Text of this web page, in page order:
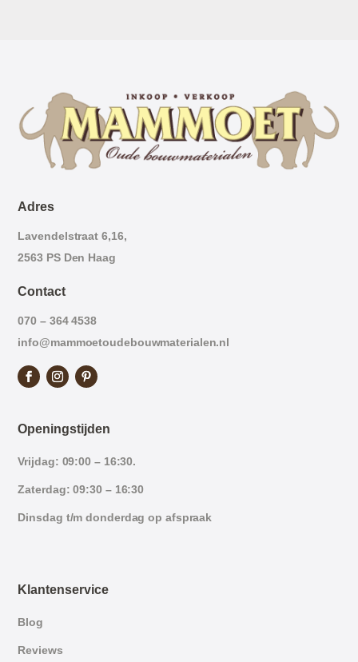
Adres
Lavendelstraat 6,16,
2563 PS Den Haag
Contact
070 – 364 4538
info@mammoetoudebouwmaterialen.nl
Openingstijden
Vrijdag: 09:00 – 16:30.
Zaterdag: 09:30 – 16:30
Dinsdag t/m donderdag op afspraak
Klantenservice
Blog
Reviews